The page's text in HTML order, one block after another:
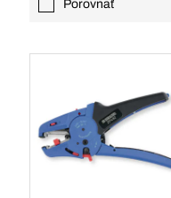
Porovnať